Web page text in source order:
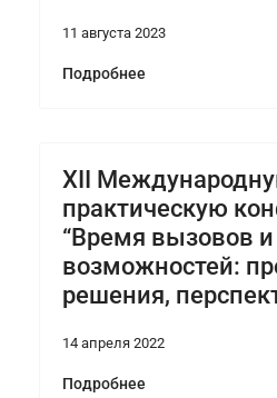
11 августа 2023
Подробнее
XII
практическую
“Время вызовов и
возможностей:
решения,
14 апреля 2022
Подробнее